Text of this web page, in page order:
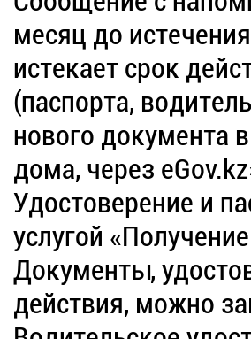
месяц до
истекает срок
(паспорта,
нового документа
дома, через
Удостоверение и
услугой
Документы,
действия, можно